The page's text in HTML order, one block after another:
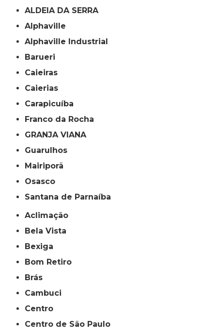
ALDEIA DA SERRA
Alphaville
Alphaville Industrial
Barueri
Caieiras
Caierias
Carapicuíba
Franco da Rocha
GRANJA VIANA
Guarulhos
Mairiporã
Osasco
Santana de Parnaíba
Aclimação
Bela Vista
Bexiga
Bom Retiro
Brás
Cambuci
Centro
Centro de São Paulo